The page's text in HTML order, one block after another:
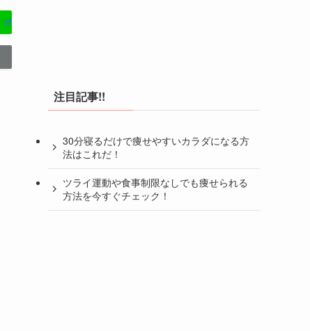
注目記事!!
30分寝るだけで痩せやすいカラダになる方
法はこれだ！
ツライ運動や食事制限なしでも痩せられる
方法を今すぐチェック！